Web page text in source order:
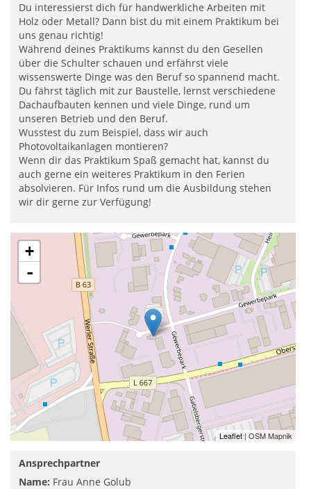
Du interessierst dich für handwerkliche Arbeiten mit
Holz oder Metall? Dann bist du mit einem Praktikum bei
uns genau richtig!
Während deines Praktikums kannst du den Gesellen
über die Schulter schauen und erfährst viele
wissenswerte Dinge was den Beruf so spannend macht.
Du fährst täglich mit zur Baustelle, lernst verschiedene
Dachaufbauten kennen und viele Dinge, rund um
unseren Betrieb und den Beruf.
Wusstest du zum Beispiel, dass wir auch
Photovoltaikanlagen montieren?
Wenn dir das Praktikum Spaß gemacht hat, kannst du
auch gerne ein weiteres Praktikum in den Ferien
absolvieren. Für Infos rund um die Ausbildung stehen
wir dir gerne zur Verfügung!
+
-
Leaflet | OSM Mapnik
Ansprechpartner
Name: Frau Anne Golub